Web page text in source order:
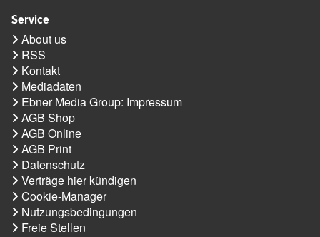
Service
About us
RSS
Kontakt
Mediadaten
Ebner Media Group: Impressum
AGB Shop
AGB Online
AGB Print
Datenschutz
Verträge hier kündigen
Cookie-Manager
Nutzungsbedingungen
Freie Stellen